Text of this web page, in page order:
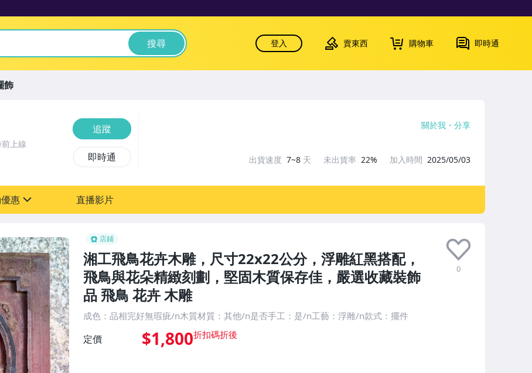
搜尋 登入 賣東西 購物車 即時通
店鋪
湘工飛鳥花卉木雕，尺寸22x22公分，浮雕紅黑搭配，
飛鳥與花朵精緻刻劃，堅固木質保存佳，嚴選收藏裝飾
品 飛鳥 花卉 木雕
0
成色：品相完好無瑕疵/n木質材質：其他/n是否手工：是/n工藝：浮雕/n款式：擺件
定價 $1,800
上線
追蹤
即時通
關於我 分享
出貨速度 7~8 天 未出貨率 22% 加入時間 2025/05/03
惠 直播影片
飾